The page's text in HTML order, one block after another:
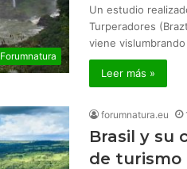
Forumnatura
Un estudio
Turperadores
viene
Leer más »
forumnatura.eu
Brasil y su
de turismo